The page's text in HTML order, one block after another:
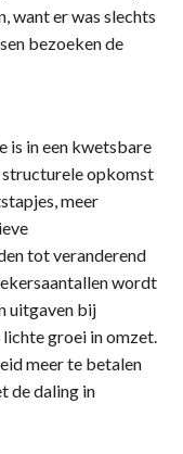
want er was slechts
bezoeken de
is in een kwetsbare
opkomst
meer
tot veranderend
wordt
uitgaven bij
groei in omzet.
meer te betalen
de daling in